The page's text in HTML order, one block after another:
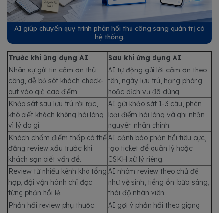
AI giúp chuyển quy trình phản hồi thủ công sang quản trị có
hệ thống.
Trước khi ứng dụng AI
Sau khi ứng dụng AI
Nhân sự gửi tin cảm ơn thủ
công, dễ bỏ sót khách check-
out vào giờ cao điểm.
AI tự động gửi lời cảm ơn theo
tên, ngày lưu trú, hạng phòng
hoặc dịch vụ đã dùng.
Khảo sát sau lưu trú rời rạc,
khó biết khách không hài lòng
vì lý do gì.
AI gửi khảo sát 1-3 câu, phân
loại điểm hài lòng và ghi nhận
nguyên nhân chính.
Khách chấm điểm thấp có thể
đăng review xấu trước khi
khách sạn biết vấn đề.
AI cảnh báo phản hồi tiêu cực,
tạo ticket để quản lý hoặc
CSKH xử lý riêng.
Review từ nhiều kênh khó tổng
hợp, đội vận hành chỉ đọc
từng phản hồi lẻ.
AI nhóm review theo chủ đề
như vệ sinh, tiếng ồn, bữa sáng,
thái độ nhân viên.
Phản hồi review phụ thuộc
AI gợi ý phản hồi theo giọng